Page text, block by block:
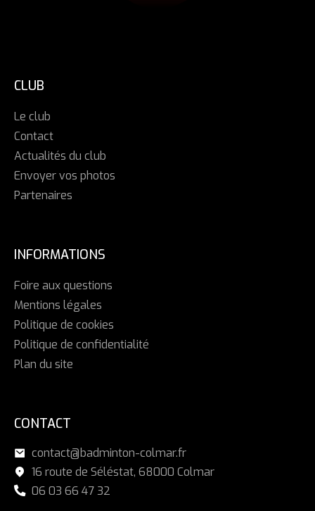
CLUB
Le club
Contact
Actualités du club
Envoyer vos photos
Partenaires
INFORMATIONS
Foire aux questions
Mentions légales
Politique de cookies
Politique de confidentialité
Plan du site
CONTACT
contact@badminton-colmar.fr
16 route de Séléstat, 68000 Colmar
06 03 66 47 32